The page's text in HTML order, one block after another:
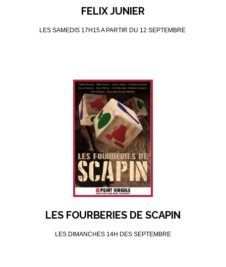
FELIX JUNIER
LES SAMEDIS 17H15 A PARTIR DU 12 SEPTEMBRE
LES FOURBERIES DE SCAPIN
LES DIMANCHES 14H DES SEPTEMBRE